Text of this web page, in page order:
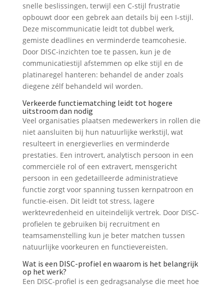
snelle beslissingen, terwijl een C-stijl frustratie
opbouwt door een gebrek aan details bij een I-stijl.
Deze miscommunicatie leidt tot dubbel werk,
gemiste deadlines en verminderde teamcohesie.
Door DISC-inzichten toe te passen, kun je de
communicatiestijl afstemmen op elke stijl en de
platinaregel hanteren: behandel de ander zoals
diegene zélf behandeld wil worden.
Verkeerde functiematching leidt tot hogere
uitstroom dan nodig
Veel organisaties plaatsen medewerkers in rollen die
niet aansluiten bij hun natuurlijke werkstijl, wat
resulteert in energieverlies en verminderde
prestaties. Een introvert, analytisch persoon in een
commerciële rol of een extravert, mensgericht
persoon in een gedetailleerde administratieve
functie zorgt voor spanning tussen kernpatroon en
functie-eisen. Dit leidt tot stress, lagere
werktevredenheid en uiteindelijk vertrek. Door DISC-
profielen te gebruiken bij recruitment en
teamsamenstelling kun je beter matchen tussen
natuurlijke voorkeuren en functievereisten.
Wat is een DISC-profiel en waarom is het belangrijk
op het werk?
Een DISC-profiel is een gedragsanalyse die meet hoe